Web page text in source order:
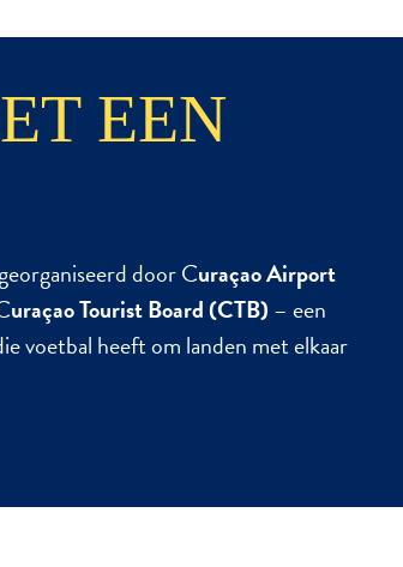
EEN
door Curaçao Airport
uraçao Tourist Board (CTB) – een
voetbal heeft om landen met elkaar